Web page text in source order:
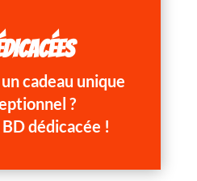
cadeau unique
?
dédicacée !